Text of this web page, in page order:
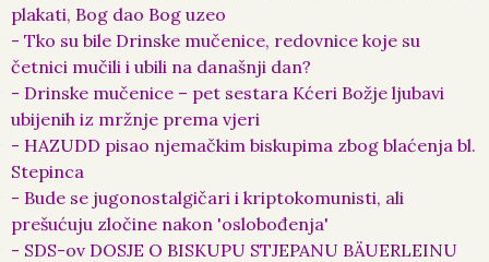
plakati, Bog dao Bog uzeo
- Tko su bile Drinske mučenice, redovnice koje su
četnici mučili i ubili na današnji dan?
- Drinske mučenice – pet sestara Kćeri Božje ljubavi
ubijenih iz mržnje prema vjeri
- HAZUDD pisao njemačkim biskupima zbog blaćenja bl.
Stepinca
- Bude se jugonostalgičari i kriptokomunisti, ali
prešućuju zločine nakon 'oslobođenja'
- SDS-ov DOSJE O BISKUPU STJEPANU BÄUERLEINU